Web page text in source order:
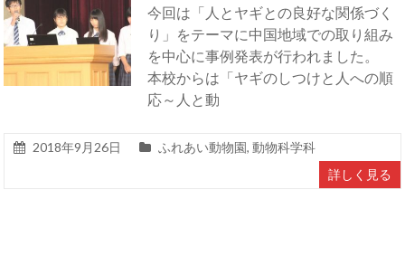
今回は「人とヤギとの良好な関係づく
り」をテーマに中国地域での取り組み
を中心に事例発表が行われました。
本校からは「ヤギのしつけと人への順
応～人と動
2018年9月26日 ふれあい動物園,動物科学科
詳しく見る